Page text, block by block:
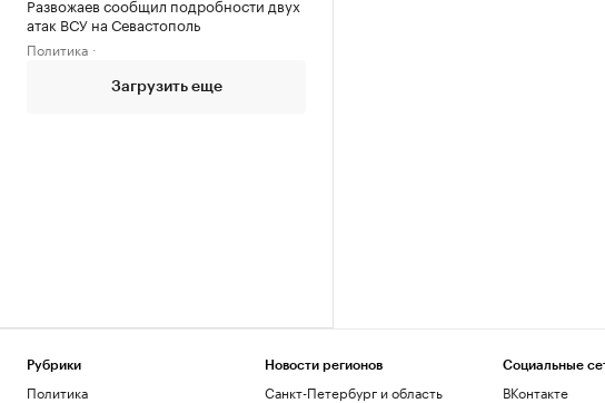
атак ВСУ на Севастополь
Политика
Загрузить еще
Рубрики
Политика
Новости регионов
Санкт-Петербург и область
Социальные
ВКонтакте